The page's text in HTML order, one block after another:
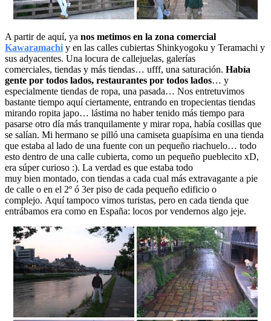
A partir de aquí, ya nos metimos en la zona comercial
Kawaramachi y en las calles cubiertas Shinkyogoku y Teramachi y
sus adyacentes. Una locura de callejuelas, galerías
comerciales, tiendas y más tiendas… ufff, una saturación. Había
gente por todos lados, restaurantes por todos lados… y
especialmente tiendas de ropa, una pasada… Nos entretuvimos
bastante tiempo aquí ciertamente, entrando en tropecientas tiendas
mirando ropita japo… lástima no haber tenido más tiempo para
pasarse otro día más tranquilamente y mirar ropa, había cosillas que
se salían. Mi hermano se pilló una camiseta guapísima en una tienda
que estaba al lado de una fuente con un pequeño riachuelo… todo
esto dentro de una calle cubierta, como un pequeño pueblecito xD,
era súper curioso :). La verdad es que estaba todo
muy bien montado, con tiendas a cada cual más extravagante a pie
de calle o en el 2º ó 3er piso de cada pequeño edificio o
complejo. Aquí tampoco vimos turistas, pero en cada tienda que
entrábamos era como en España: locos por vendernos algo jeje.